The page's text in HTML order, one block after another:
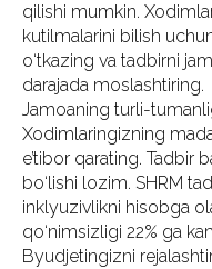
qilishi mumkin.
kutilmalarini bilish
o‘tkazing va tadbirni
darajada moslashtiring.
Jamoaning turli-
Xodimlaringizning
e’tibor qarating. Tadbir
bo‘lishi lozim. SHRM
inklyuzivlikni hisobga
qo‘nimsizligi 22% ga
Byudjetingizni